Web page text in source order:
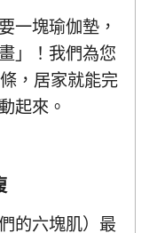
一塊瑜伽墊，
」！我們為您
，居家就能完
起來。
的六塊肌）最